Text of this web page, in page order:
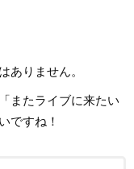
ありません。
またライブに来たい
ですね！